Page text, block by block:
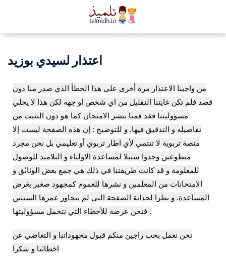
اعتذار لسيدي بوزيد
من واجبنا الاعتذار مرة أخرى على هذا الخطأ الذي صدر منا دون
قصد فلم تكن غايتنا التقليل من اي شخص او جهة لكن هذا لا يخلي
مسؤوليتنا فقد قمنا بنشر الامتحان كما هو دون التثبت من
تفاصيله و التدقيق فيها. و للتوضيح : إن هذه الصفحة ليست إلا
منصة تربوية لا تنتمي لأي اطار تربوي أو تعليمي بل نحن مجرد
متطوعين وجدوا سبيلا لمساعدة الاولياء و التلاميذ للوصول
للمعلومة و قد كانت طريقتنا في ذلك هي جمع بعض الوثاىٔق و
الامتحانات من المعلمين و نشرها للعموم كمجهود صغير بغرض
المساعدة. و نظرا لحداثة الصفحة التي لم يتجاوز عمرها السنتين
فنحن عرضة للأخطاء التي نتحمل مسؤوليتها .
نحن نعمل بحب راجين منكم قبول مجهوداتنا و التغاضي عن
اخطاىٔنا و شكرا